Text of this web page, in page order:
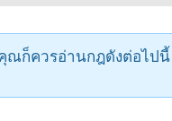
ก็ควรอ่านกฎดังต่อไปนี้